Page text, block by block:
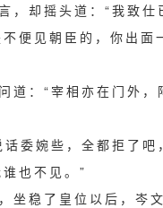
却摇头道：“我致仕
便见朝臣的，你出面
：“宰相亦在门外，
委婉些，全都拒了吧
也不见。”
稳了皇位以后，岑